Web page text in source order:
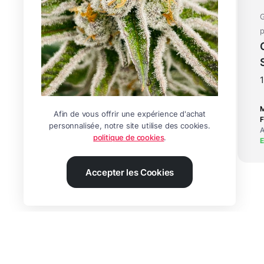
Afin de vous offrir une expérience d'achat
personnalisée, notre site utilise des cookies.
politique de cookies.
Accepter les Cookies